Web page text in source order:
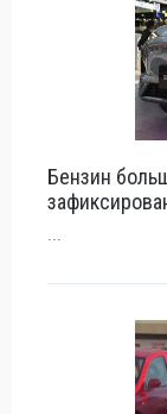
Бензин
...